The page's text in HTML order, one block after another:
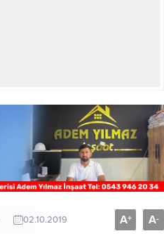
02.10.2019 A+ A-